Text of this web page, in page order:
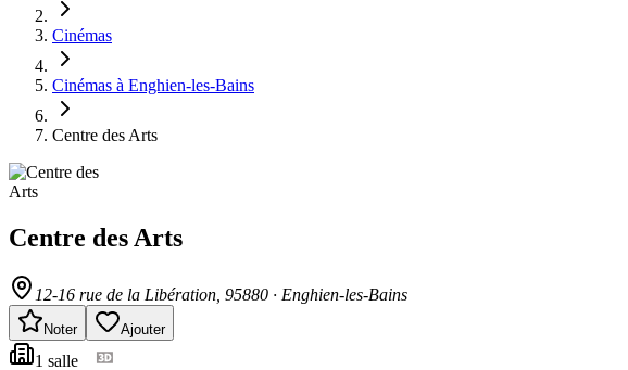
Cinémas
Cinémas à Enghien-les-Bains
Centre des Arts
Centre des Arts
12-16 rue de la Libération , 95880 · Enghien-les-Bains
Noter Ajouter
1 salle